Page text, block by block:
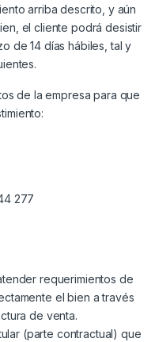
arriba descrito, y aún
el cliente podrá desistir
de 14 días hábiles, tal y
de la empresa para que
277
requerimientos de
el bien a través
de venta.
(parte contractual) que